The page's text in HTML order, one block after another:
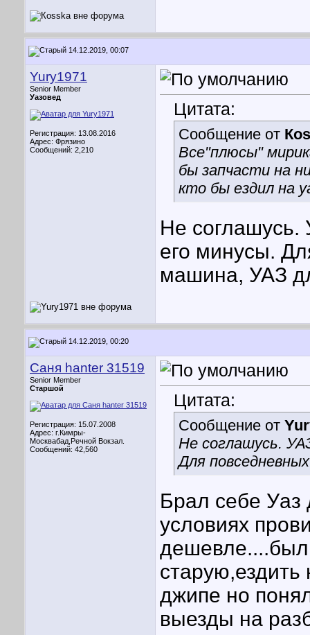
14.12.2019, 00:07
Yury1971
Senior Member
Уазовед
Регистрация: 13.08.2016
Адрес: Фрязино
Сообщений: 2,210
Цитата:
Сообщение от
Все"плюсы"
бы запчасти на
кто бы ездил на
Не соглашусь.
его минусы.
машина, УАЗ
14.12.2019, 00:20
Саня hanter 31519
Senior Member
Старшой
Регистрация: 15.07.2008
Адрес: г.Кимры-
Москвабад,Речной Вокзал.
Сообщений: 42,560
Цитата:
Сообщение от
Не соглашусь.
Для
Брал себе Уаз
условиях
джипе но
выезды на